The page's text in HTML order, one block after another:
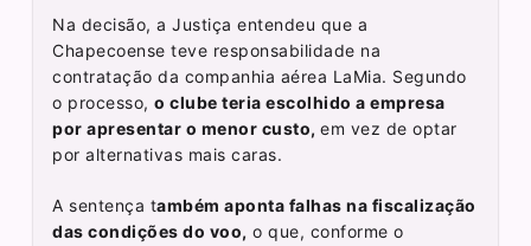
Na decisão, a Justiça entendeu que a
Chapecoense teve responsabilidade na
contratação da companhia aérea LaMia. Segundo
o processo,o clube teria escolhido a empresa
por apresentar o menor custo,em vez de optar
por alternativas mais caras.
A sentença também aponta falhas na fiscalização
das condições do voo, o que, conforme o